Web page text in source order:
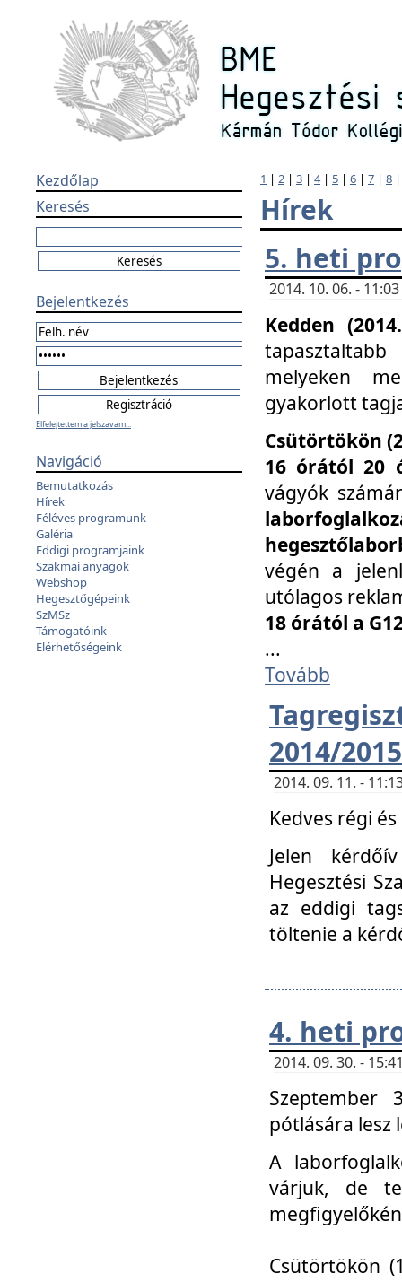
Kezdőlap
Keresés
Bejelentkezés
Elfelejtettem a jelszavam...
Navigáció
Bemutatkozás
Hírek
Féléves programunk
Galéria
Eddigi programjaink
Szakmai anyagok
Webshop
Hegesztőgépeink
SzMSz
Támogatóink
Elérhetőségeink
1 | 2 | 3 | 4| 5 | 6 | 7 | 8
Hírek
5. heti
2014. 10. 06. -
Kedden
melyeken
gyakorlott
Csütörtökön
16 órától 20
vágyók
végén a
utólagos
18 órától a
...
Tovább
2014/
2014. 09. 11. -
Kedves régi
Jelen
Hegesztési
az eddigi
töltenie a
4. heti
2014. 09. 30. -
Szeptember
pótlására lesz
A
várjuk, de
Csütörtökön